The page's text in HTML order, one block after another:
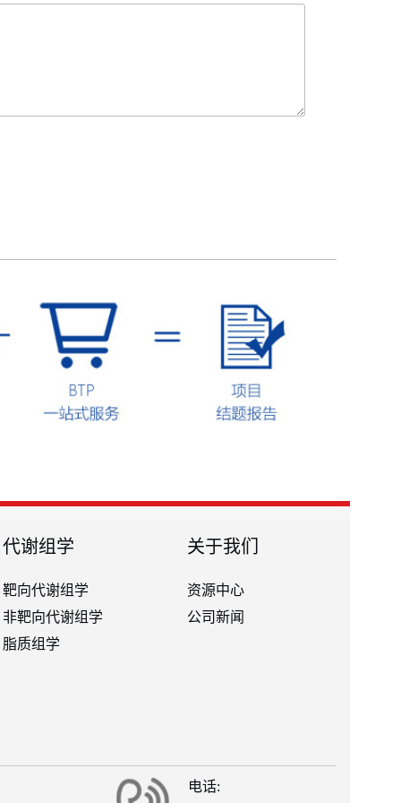
代谢组学
靶向代谢组学
非靶向代谢组学
脂质组学
关于我们
资源中心
公司新闻
电话: